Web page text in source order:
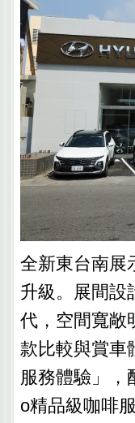
全新東台南展
升級。展間設
代，空間寬敞
款比較與賞車
服務體驗」，
o精品級咖啡